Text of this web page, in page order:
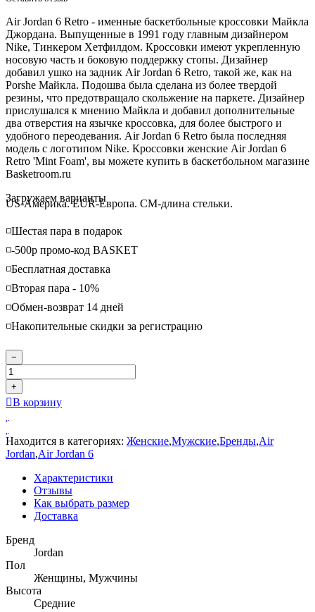
Air Jordan 6 Retro - именные баскетбольные кроссовки Майкла
Джордана. Выпущенные в 1991 году главным дизайнером
Nike, Тинкером Хетфилдом. Кроссовки имеют укрепленную
носовую часть и боковую поддержку стопы. Дизайнер
добавил ушко на задник Air Jordan 6 Retro, такой же, как на
Porshe Майкла. Подошва была сделана из более твердой
резины, что предотвращало скольжение на паркете. Дизайнер
прислушался к мнению Майкла и добавил дополнительные
два отверстия на язычке кроссовка, для более быстрого и
удобного переодевания. Air Jordan 6 Retro была последняя
модель с логотипом Nike. Кроссовки женские Air Jordan 6
Retro 'Mint Foam', вы можете купить в баскетбольном магазине
Basketroom.ru
Loading...
Загружаем варианты
US-Америка. EUR-Европа. CM-длина стельки.
◽️Шестая пара в подарок
◽️-500р промо-код BASKET
◽️Бесплатная доставка
◽️Вторая пара - 10%
◽️Обмен-возврат 14 дней
◽️Накопительные скидки за регистрацию
−
+
В корзину
Находится в категориях: Женские,Мужские,Бренды,Air
Jordan,Air Jordan 6
Характеристики
Отзывы
Как выбрать размер
Доставка
Бренд
Jordan
Пол
Женщины, Мужчины
Высота
Средние